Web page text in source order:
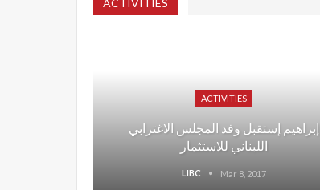
ACTIVITIES
إبراهيم إستقبل وفد المجلس الاغترابي
اللبناني للاستثمار
LIBC Mar 8, 2017